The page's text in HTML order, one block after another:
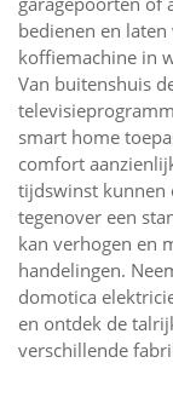
bedienen en
koffiemachine in
Van buitenshuis
smart home
comfort
tijdswinst kunnen
tegenover een
kan verhogen en
handelingen.
domotica
en ontdek de
verschillende